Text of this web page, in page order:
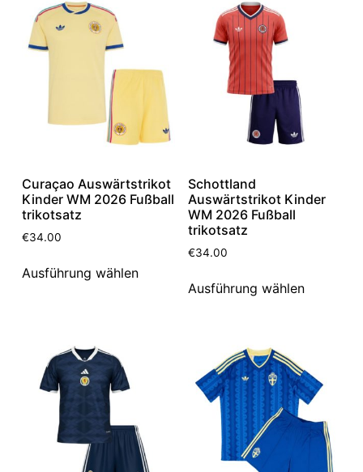
Curaçao Auswärtstrikot
Kinder WM 2026 Fußball
trikotsatz
€34.00
Ausführung wählen
Schottland
Auswärtstrikot Kinder
WM 2026 Fußball
trikotsatz
€34.00
Ausführung wählen